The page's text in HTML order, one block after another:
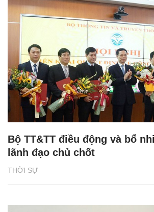
THỜI SỰ
Bộ TT&TT điều động và bổ
lãnh đạo chủ chốt